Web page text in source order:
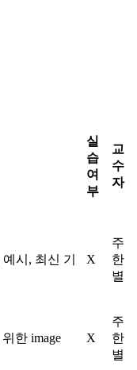
실
습
여
부
교
수
자
시, 최신 기
X
주
한
별
한 image
X
주
한
별